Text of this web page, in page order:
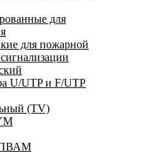
для
для пожарной
U/UTP и F/UTP
(TV)
ПВАМ